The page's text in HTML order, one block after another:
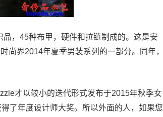
，45种布甲，硬件和拉链制成的。这是安
尚界2014年夏季男装系列的一部分。同年，
才以较小的迭代形式发布于2015年秋季女
了年度设计师大奖。所以外面的人，如果您